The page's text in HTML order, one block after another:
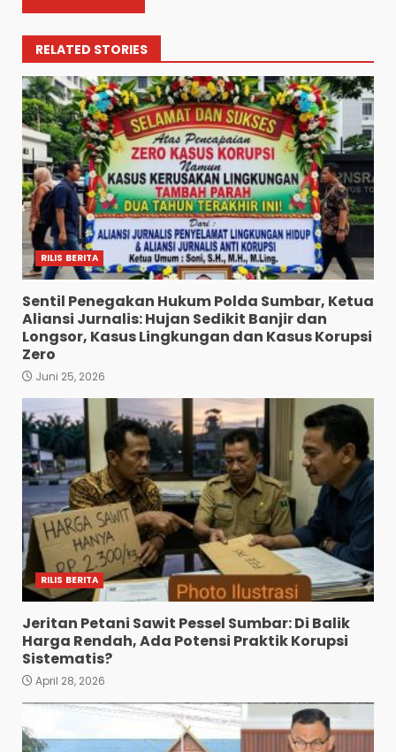
RELATED STORIES
RILIS BERITA
Sentil Penegakan Hukum Polda Sumbar, Ketua
Aliansi Jurnalis: Hujan Sedikit Banjir dan
Longsor, Kasus Lingkungan dan Kasus Korupsi
Zero
Juni 25, 2026
RILIS BERITA
Jeritan Petani Sawit Pessel Sumbar: Di Balik
Harga Rendah, Ada Potensi Praktik Korupsi
Sistematis?
April 28, 2026